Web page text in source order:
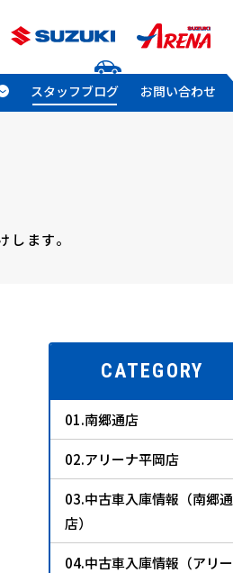
スタッフブログ お問い合わせ
します。
CATEGORY
01.南郷通店
02.アリーナ平岡店
03.中古車入庫情報（南郷通
店）
04.中古車入庫情報（アリー